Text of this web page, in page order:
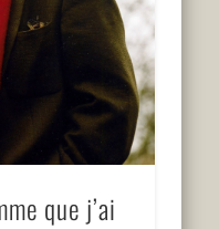
que j’ai